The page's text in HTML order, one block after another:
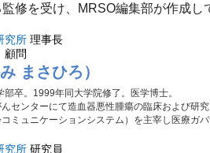
修を受け、MRSO編集部が作成し
究所 理事長
問
まさひろ）
卒。1999年同大学院修了。医学博士。
センターにて造血器悪性腫瘍の臨床および研
コミュニケーションシステム）を主宰し医療ガ
究所 研究員